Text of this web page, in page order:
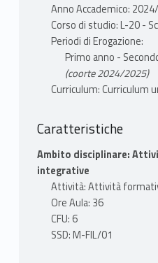
Anno Accademico:
Corso di studio: L-20 -
Periodi di Erogazione:
Primo anno -
(coorte 2024/2025)
Curriculum: Curriculum
Caratteristiche
Ambito disciplinare:
integrative
Attività: Attività
Ore Aula: 36
CFU: 6
SSD: M-FIL/01